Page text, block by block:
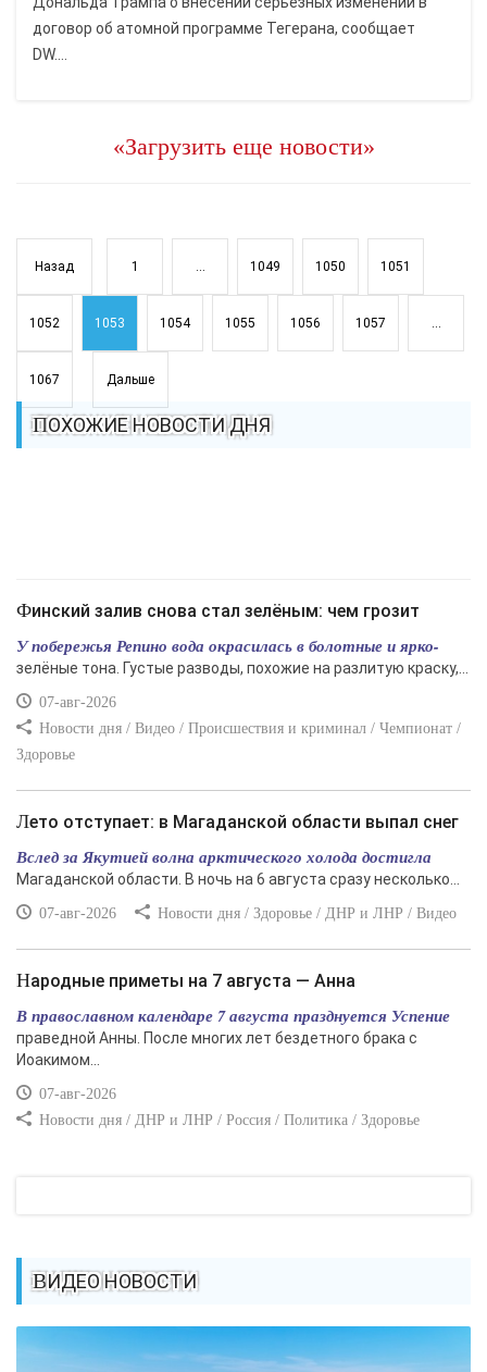
договор об атомной программе Тегерана, сообщает
DW....
«Загрузить еще новости»
Назад 1 ... 1049 1050 1051
1052 1053 1054 1055 1056 1057 ...
1067 Дальше
ПОХОЖИЕ НОВОСТИ ДНЯ
Финский залив снова стал зелёным: чем грозит
У побережья Репино вода окрасилась в болотные и ярко-
зелёные тона. Густые разводы, похожие на разлитую краску,...
07-авг-2026
Новости дня / Видео / Происшествия и криминал / Чемпионат /
Здоровье
Лето отступает: в Магаданской области выпал снег
Вслед за Якутией волна арктического холода достигла
Магаданской области. В ночь на 6 августа сразу несколько...
07-авг-2026 Новости дня / Здоровье / ДНР и ЛНР / Видео
Народные приметы на 7 августа — Анна
В православном календаре 7 августа празднуется Успение
праведной Анны. После многих лет бездетного брака с
Иоакимом...
07-авг-2026
Новости дня / ДНР и ЛНР / Россия / Политика / Здоровье
ВИДЕО НОВОСТИ